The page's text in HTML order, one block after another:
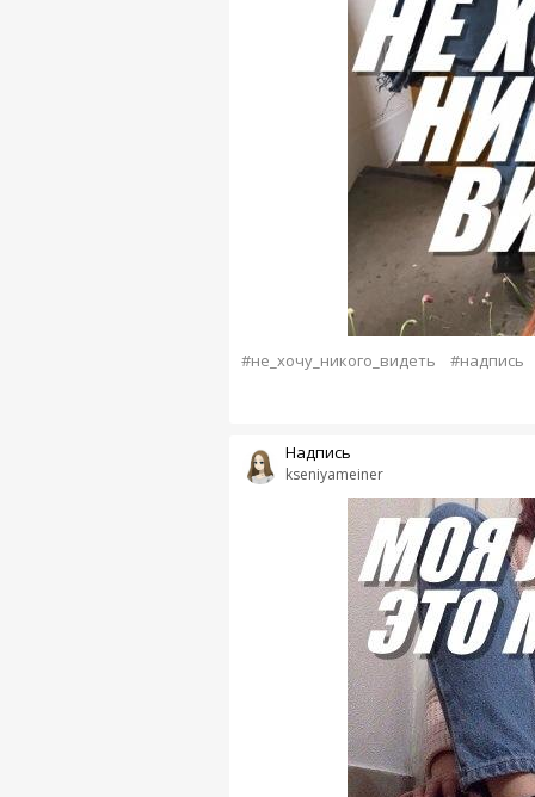
#не_хочу_никого_видеть #надпись
kseniyameiner
Надпись